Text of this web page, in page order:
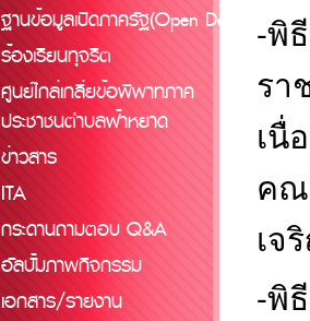
ฐานข้อมูลเปิดภาครัฐ(Open Data)
ร้องเรียนทุจริต
ศูนย์ไกล่เกลี่ยข้อพิพาทภาค
ประชาชนตำบลฟ้าหยาด
ข่าวสาร
ITA
กระดานถามตอบ Q&A
อัลบั้มภาพกิจกรรม
เอกสาร/รายงาน
-พิ
รา
เนื่
คณ
เจ
-พิ